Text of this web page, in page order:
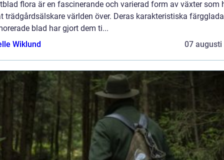
flora är en fascinerande och varierad form av växter som
trädgårdsälskare världen över. Deras karakteristiska
blad har gjort dem ti...
Wiklund
07 augusti